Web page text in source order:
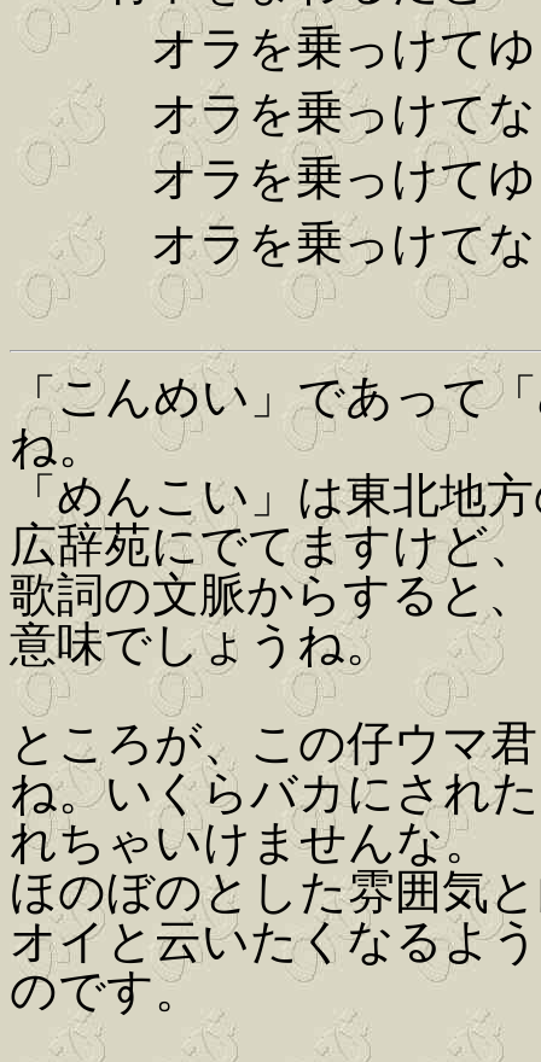
オラを乗っけてゆ
オラを乗っけて
オラを乗っけてゆ
オラを乗っけて
「こんめい」であって
ね。
「めんこい」は東北地
広辞苑にでてますけど
歌詞の文脈からすると
意味でしょうね。
ところが、この仔ウマ
ね。いくらバカにされ
れちゃいけませんな。
ほのぼのとした雰囲気
オイと云いたくなるよ
のです。